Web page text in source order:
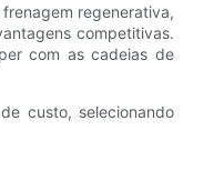
regenerativa,
competitivas.
com as cadeias de
custo, selecionando